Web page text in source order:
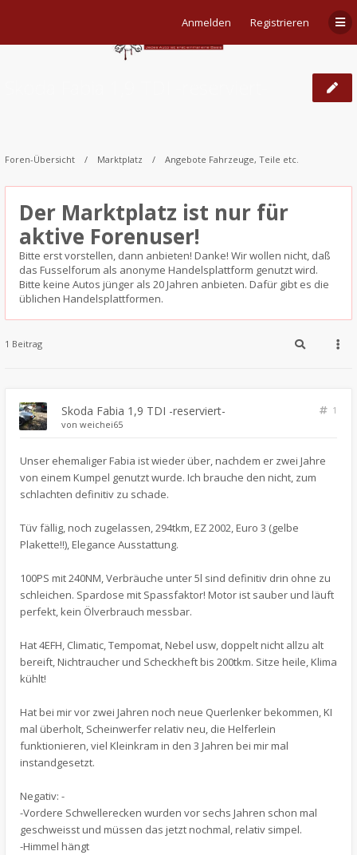
Anmelden Registrieren
Foren-Übersicht Marktplatz Angebote Fahrzeuge, Teile etc.
Der Marktplatz ist nur für
aktive Forenuser!
Bitte erst vorstellen, dann anbieten! Danke! Wir wollen nicht, daß
das Fusselforum als anonyme Handelsplattform genutzt wird.
Bitte keine Autos jünger als 20 Jahren anbieten. Dafür gibt es die
üblichen Handelsplattformen.
1 Beitrag
Skoda Fabia 1,9 TDI -reserviert-
1
von weichei65
Unser ehemaliger Fabia ist wieder über, nachdem er zwei Jahre
von einem Kumpel genutzt wurde. Ich brauche den nicht, zum
schlachten definitiv zu schade.
Tüv fällig, noch zugelassen, 294tkm, EZ 2002, Euro 3 (gelbe
Plakette!!), Elegance Ausstattung.
100PS mit 240NM, Verbräuche unter 5l sind definitiv drin ohne zu
schleichen. Spardose mit Spassfaktor! Motor ist sauber und läuft
perfekt, kein Ölverbrauch messbar.
Hat 4EFH, Climatic, Tempomat, Nebel usw, doppelt nicht allzu alt
bereift, Nichtraucher und Scheckheft bis 200tkm. Sitze heile, Klima
kühlt!
Hat bei mir vor zwei Jahren noch neue Querlenker bekommen, KI
mal überholt, Scheinwerfer relativ neu, die Helferlein
funktionieren, viel Kleinkram in den 3 Jahren bei mir mal
instandgesetzt.
Negativ: -
-Vordere Schwellerecken wurden vor sechs Jahren schon mal
geschweisst und müssen das jetzt nochmal, relativ simpel.
-Himmel hängt